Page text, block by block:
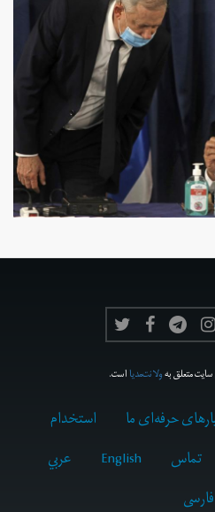
متعلق بهولانت‌مدیااست.
حرفه‌ای ما
استخدام
تماس English
عربي
فارسى